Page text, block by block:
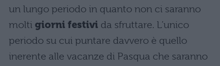
un lungo periodo in quanto non ci saranno
molti giorni festivi da sfruttare. L’unico
periodo su cui puntare davvero è quello
inerente alle vacanze di Pasqua che saranno